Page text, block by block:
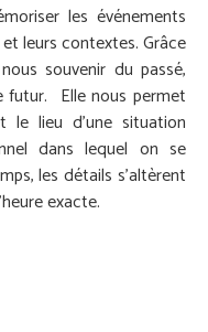
les événements
leurs contextes. Grâce
souvenir du passé,
futur. Elle nous permet
lieu d’une situation
dans lequel on se
les détails s’altèrent
exacte.